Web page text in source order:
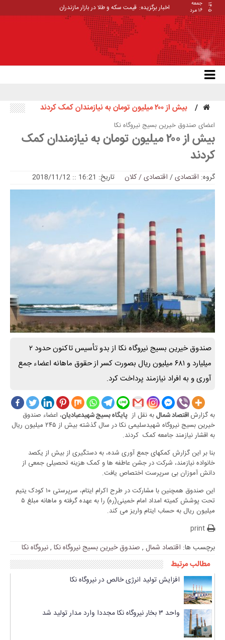
۱۴۰۵
جمعه
۱۶ مرد
اخبار برگزیده: قیمت سکه و طلا در بازار مازندران
بیش از ۲۰۰ میلیون تومان به نیازمندان کمک کردند
اعضای صندوق خيرين بسیج نيروگاه نكا
بیش از ۲۰۰ میلیون تومان به نیازمندان کمک
کردند
گروه: اقتصادی/ اقتصادی / کلان تاریخ: 16:21 :: 2018/11/12
صندوق خیرین بسیج نیروگاه نکا از بدو تأسیس تاکنون حدود ۲
میلیارد و ۶۸۱ میلیون ریال بصورت کسر از حقوق ماهانه اعضاء جمع
آوری و به افراد نیازمند پرداخت کرد.
به گزارش اقتصاد شمال به نقل از پایگاه بسیج شهیدعبادیان، اعضاء صندوق
خیرین بسیج نیروگاه شهیدسلیمی نکا در سال گذشته بیش از ۲۴۵ میلیون ریال
به اقشار نیازمند جامعه کمک کردند.
بنا بر این گزارش کمکهای جمع آوری شده، به دستگیری از بیش از یکصد
خانواده نیازمند، شرکت در جشن عاطفه ها و کمک هزینه تحصیلی جمعی از
دانش آموزان بی سرپرست اختصاص یافت.
این صندوق همچنین با مشارکت در طرح اکرام ایتام، سرپرستی ۱۰ کودک یتیم
تحت پوشش کمیته امداد امام خمینی(ره) را به عهده گرفته و ماهانه مبلغ ۵
میلیون ریال به حساب ایتام واریز می کند.
print
برچسب ها: اقتصاد شمال , صندوق خیرین بسیج نیروگاه نکا ,نیروگاه نکا
مطالب مرتبط
افزایش تولید انرژی خالص در نیروگاه نکا
واحد ۳ بخار نیروگاه نکا مجددا وارد مدار تولید شد